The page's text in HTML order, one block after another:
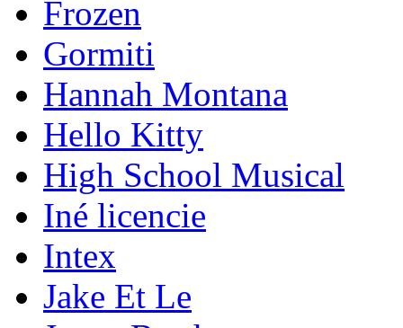
Frozen
Gormiti
Hannah Montana
Hello Kitty
High School Musical
Iné licencie
Intex
Jake Et Le